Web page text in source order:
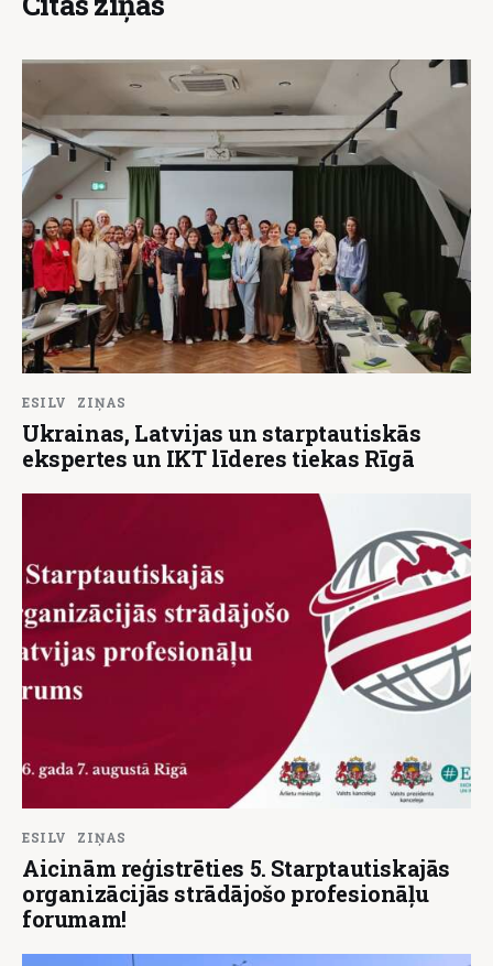
ESILV ZIŅAS
Ukrainas, Latvijas un starptautiskās
ekspertes un IKT līderes tiekas Rīgā
ESILV ZIŅAS
Aicinām reģistrēties 5. Starptautiskajās
organizācijās strādājošo profesionāļu
forumam!